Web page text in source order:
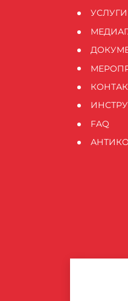
УСЛУГИ
FAQ